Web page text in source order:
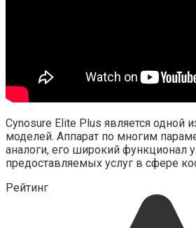
Cynosure Elite Plus является одной
моделей. Аппарат по многим
аналоги, его широкий функционал
предоставляемых услуг в сфере
Рейтинг